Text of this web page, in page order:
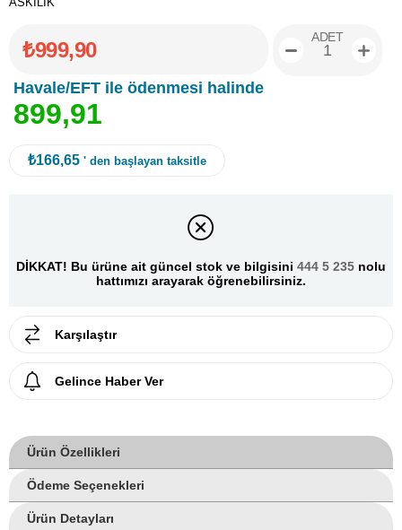
₺999,90
Havale/EFT ile ödenmesi halinde
899,91
ADET
₺166,65 ' den başlayan taksitle
DİKKAT! Bu ürüne ait güncel stok ve bilgisini 444 5 235 nolu
hattımızı arayarak öğrenebilirsiniz.
Karşılaştır
Gelince Haber Ver
Ürün Özellikleri
Ödeme Seçenekleri
Ürün Detayları